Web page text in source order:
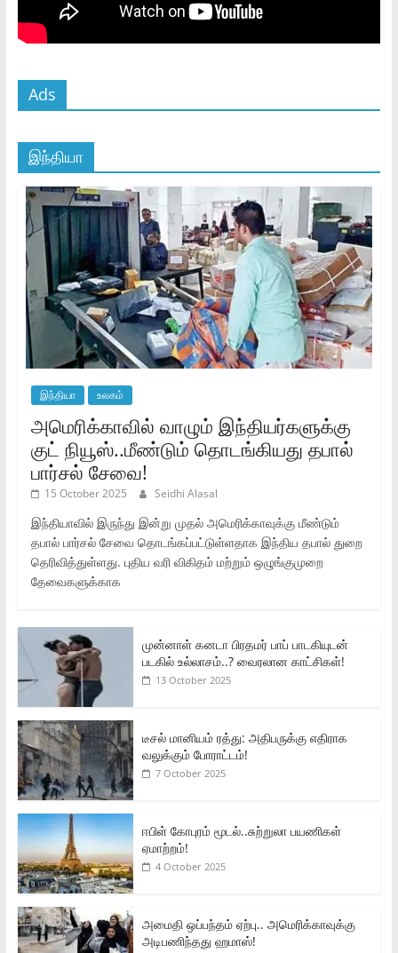
Ads
இந்தியா
இந்தியா உலகம்
அமெரிக்காவில் வாழும் இந்தியர்களுக்கு
குட் நியூஸ்..மீண்டும் தொடங்கியது தபால்
பார்சல் சேவை!
15 October 2025 Seidhi Alasal
இந்தியாவில் இருந்து இன்று முதல் அமெரிக்காவுக்கு மீண்டும்
தபால் பார்சல் சேவை தொடங்கப்பட்டுள்ளதாக இந்திய தபால் துறை
தெரிவித்துள்ளது. புதிய வரி விகிதம் மற்றும் ஒழுங்குமுறை
தேவைகளுக்காக
முன்னாள் கனடா பிரதமர் பாப் பாடகியுடன்
படகில் உல்லாசம்..? வைரலான காட்சிகள்!
13 October 2025
டீசல் மானியம் ரத்து: அதிபருக்கு எதிராக
வலுக்கும் போராட்டம்!
7 October 2025
ஈபிள் கோபுரம் மூடல்..சுற்றுலா பயணிகள்
ஏமாற்றம்!
4 October 2025
அமைதி ஒப்பந்தம் ஏற்பு.. அமெரிக்காவுக்கு
அடிபணிந்தது ஹமாஸ்!